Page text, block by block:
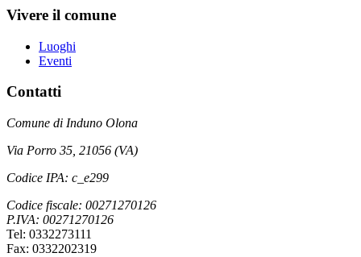
Vivere il comune
Luoghi
Eventi
Contatti
Comune di Induno Olona
Via Porro 35, 21056 (VA)
Codice IPA: c_e299
Codice fiscale: 00271270126
P.IVA: 00271270126
Tel: 0332273111
Fax: 0332202319